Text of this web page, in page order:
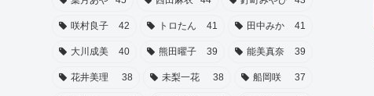
咲村良子 42 トロたん 41 田中みか 41
大川成美 40 熊田曜子 39 能美真奈 39
花井美理 38 未梨一花 38 船岡咲 37